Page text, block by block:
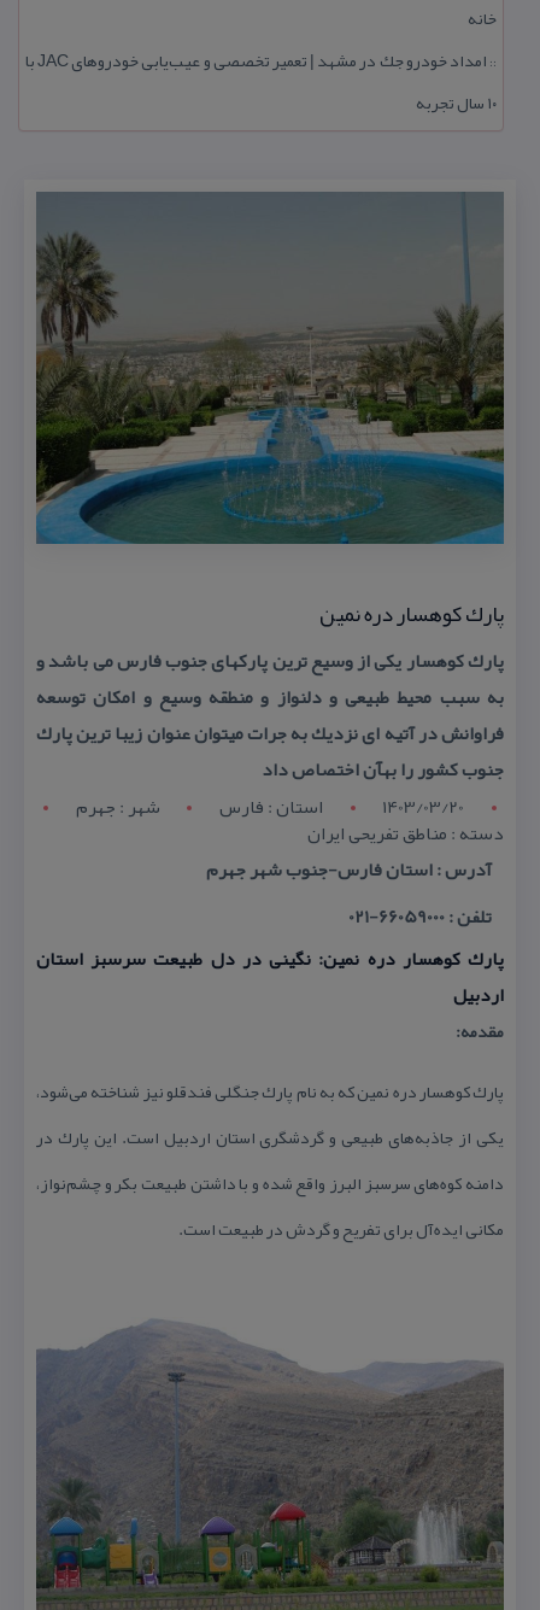
خانه
::
امداد خودرو جك در مشهد | تعمیر تخصصی و عیب‌یابی خودروهای JAC با
۱۰ سال تجربه
پارك كوهسار دره نمین
پارك كوهسار یكی از وسیع ترین پاركهای جنوب فارس می باشد و
به سبب محیط طبیعی و دلنواز و منطقه وسیع و امكان توسعه
فراوانش در آتیه ای نزدیك به جرات میتوان عنوان زیبا ترین پارك
جنوب كشور را بهآن اختصاص داد
1403/03/20
استان : فارس شهر : جهرم
دسته : مناطق تفریحی ایران
آدرس : استان فارس-جنوب شهر جهرم
تلفن : 66059000-021
پارك كوهسار دره نمین: نگینی در دل طبیعت سرسبز استان
اردبیل
مقدمه:
پارك كوهسار دره نمین كه به نام پارك جنگلی فندقلو نیز شناخته می‌شود،
یكی از جاذبه‌های طبیعی و گردشگری استان اردبیل است. این پارك در
دامنه كوه‌های سرسبز البرز واقع شده و با داشتن طبیعت بكر و چشم‌نواز،
مكانی ایده‌آل برای تفریح و گردش در طبیعت است.